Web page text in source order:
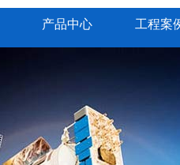
产品中心 工程案